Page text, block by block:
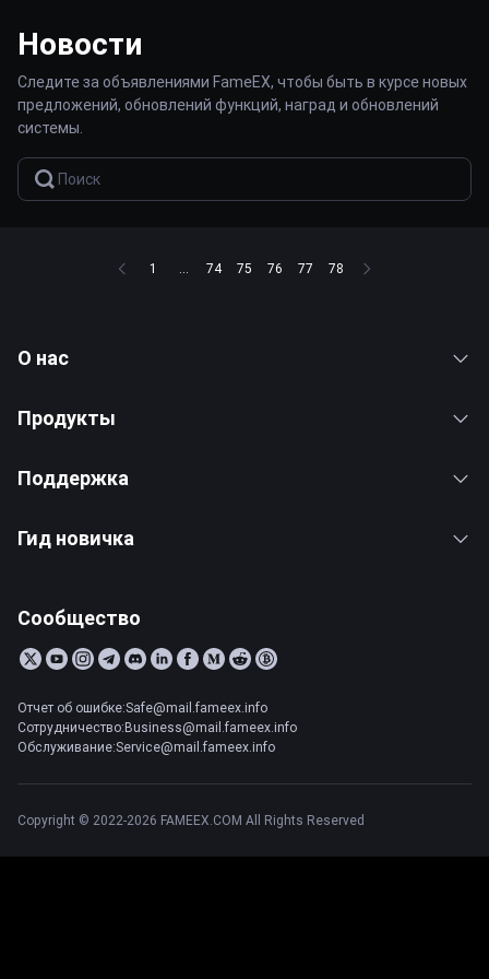
Новости
Следите за объявлениями FameEX, чтобы быть в курсе новых
предложений, обновлений функций, наград и обновлений
системы.
1 ... 74 75 76 77 78
О нас
Продукты
Поддержка
Гид новичка
Сообщество
Отчет об ошибке:Safe@mail.fameex.info
Сотрудничество:Business@mail.fameex.info
Обслуживание:Service@mail.fameex.info
Copyright © 2022-2026 FAMEEX.COM All Rights Reserved